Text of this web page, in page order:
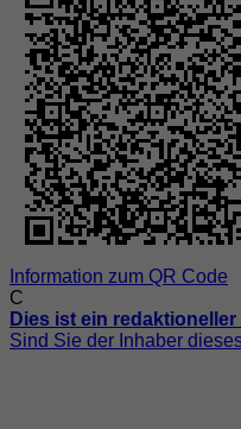
Information zum QR Code
C
Dies ist ein
Sind Sie der Inhaber